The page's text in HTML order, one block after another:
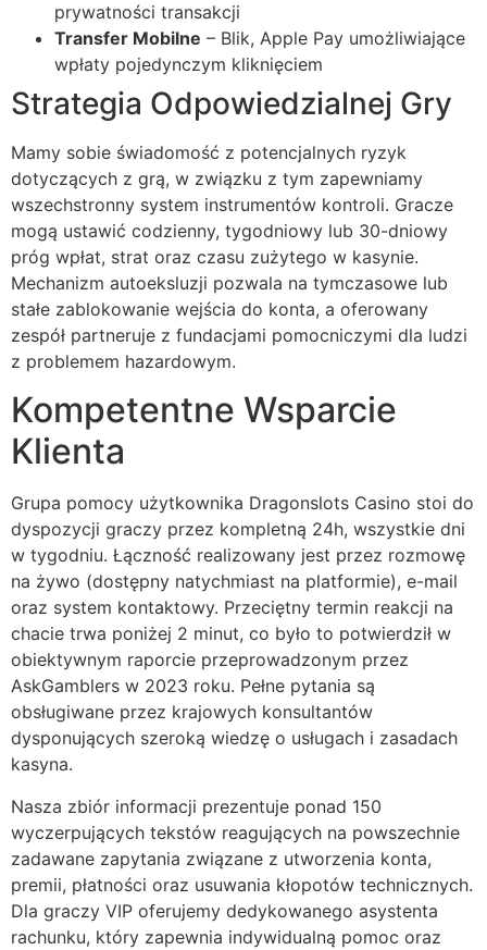
panel
panel
giriş
Forum
giriş
giriş
giriş
giriş
prywatności transakcji
Transfer Mobilne – Blik, Apple Pay umożliwiające
wpłaty pojedynczym kliknięciem
Strategia Odpowiedzialnej Gry
Mamy sobie świadomość z potencjalnych ryzyk
dotyczących z grą, w związku z tym zapewniamy
wszechstronny system instrumentów kontroli. Gracze
mogą ustawić codzienny, tygodniowy lub 30-dniowy
próg wpłat, strat oraz czasu zużytego w kasynie.
Mechanizm autoeksluzji pozwala na tymczasowe lub
stałe zablokowanie wejścia do konta, a oferowany
zespół partneruje z fundacjami pomocniczymi dla ludzi
z problemem hazardowym.
Kompetentne Wsparcie
Klienta
Grupa pomocy użytkownika Dragonslots Casino stoi do
dyspozycji graczy przez kompletną 24h, wszystkie dni
w tygodniu. Łączność realizowany jest przez rozmowę
na żywo (dostępny natychmiast na platformie), e-mail
oraz system kontaktowy. Przeciętny termin reakcji na
chacie trwa poniżej 2 minut, co było to potwierdził w
obiektywnym raporcie przeprowadzonym przez
AskGamblers w 2023 roku. Pełne pytania są
obsługiwane przez krajowych konsultantów
dysponujących szeroką wiedzę o usługach i zasadach
kasyna.
Nasza zbiór informacji prezentuje ponad 150
wyczerpujących tekstów reagujących na powszechnie
zadawane zapytania związane z utworzenia konta,
premii, płatności oraz usuwania kłopotów technicznych.
Dla graczy VIP oferujemy dedykowanego asystenta
rachunku, który zapewnia indywidualną pomoc oraz